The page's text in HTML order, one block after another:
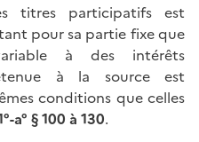
titres participatifs est
pour sa partie fixe que
à des intérêts
à la source est
conditions que celles
a° § 100 à 130.